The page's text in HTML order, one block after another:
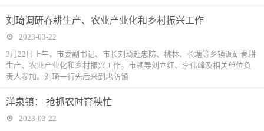
刘琦调研春耕生产、农业产业化和乡村振兴工作
2023-03-22
3月22日上午，市委副书记、市长刘琦赴忠防、桃林、长塘等乡镇调研春耕
生产、农业产业化和乡村振兴工作。市领导刘立红、李伟峰及相关单位负
责人参加。刘琦一行先后来到忠防镇
洋泉镇： 抢抓农时育秧忙
2023-03-22